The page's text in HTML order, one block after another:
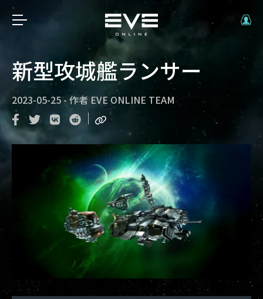
新型攻城艦ランサー
2023-05-25-作者 EVE ONLINE TEAM